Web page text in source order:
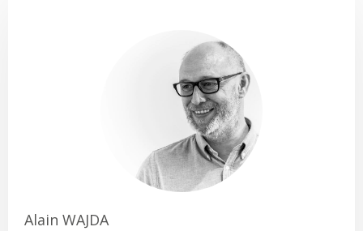
Alain WAJDA